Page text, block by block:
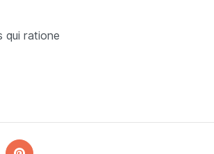
qui ratione